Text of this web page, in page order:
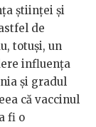
științei și
de
totuși, un
influența
și gradul
că vaccinul
fi o